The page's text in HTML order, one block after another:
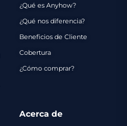
¿Qué es Anyhow?
¿Qué nos diferencia?
Beneficios de Cliente
Cobertura
¿Cómo comprar?
Acerca de